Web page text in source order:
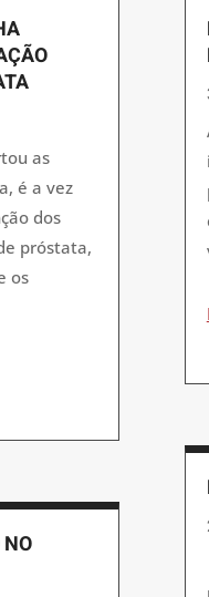
as
é a vez
dos
próstata,
os